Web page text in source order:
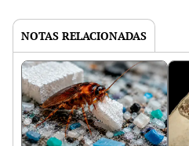
NOTAS RELACIONADAS